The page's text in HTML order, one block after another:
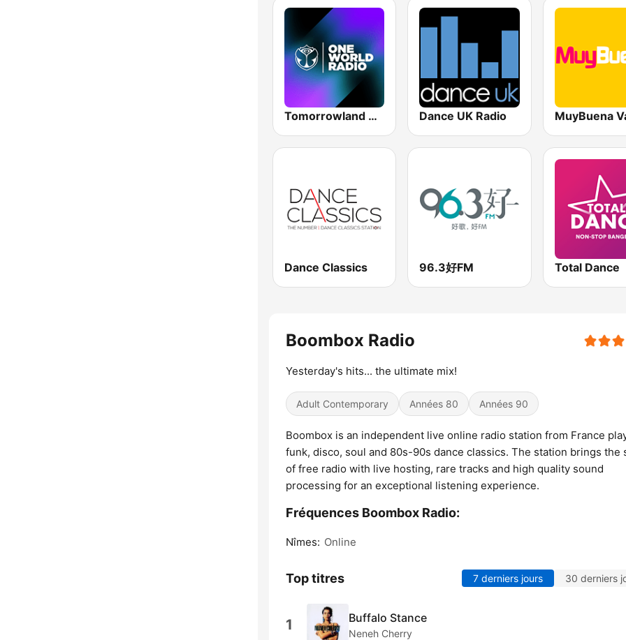
Tomorrowland One World Radio UK Dance UK Radio
Dance Classics 96.3好FM Total Dance
Boombox Radio
Yesterday's hits... the ultimate mix!
Adult Contemporary Années 80 Années 90
Boombox is an independent live online radio station from France
funk, disco, soul and 80s-90s dance classics. The station brings the
of free radio with live hosting, rare tracks and high quality sound
processing for an exceptional listening experience.
Fréquences Boombox Radio:
Nîmes: Online
Top titres 7 derniers jours 30 derniers
1 Buffalo Stance
Neneh Cherry